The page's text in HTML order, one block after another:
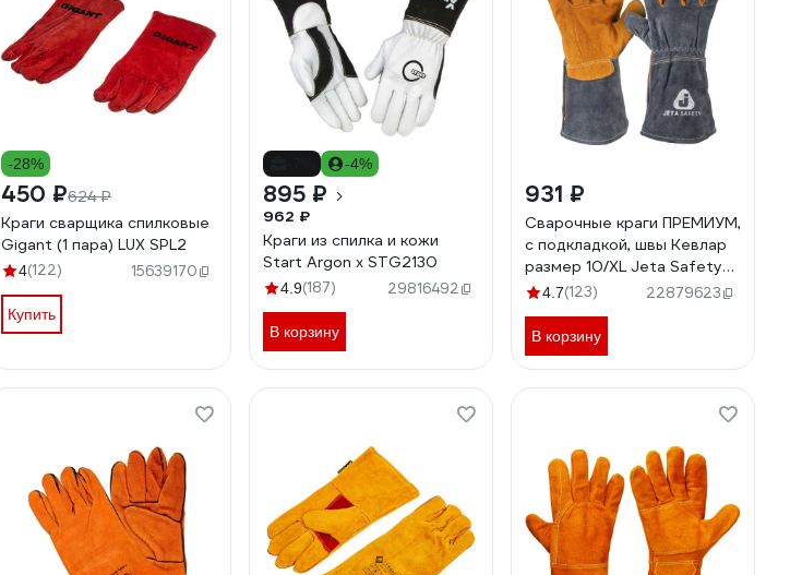
-28%
450 ₽624 ₽
Краги сварщика спилковые
Gigant (1 пара) LUX SPL2
4(122) 15639170
Купить
-4%
895 ₽
962 ₽
Краги из спилка и кожи
Start Argon x STG2130
4.9(187) 29816492
В корзину
931 ₽
Сварочные краги ПРЕМИУМ,
с подкладкой, швы Кевлар
размер 10/XL Jeta Safety
JWK-502-XL
4.7(123) 22879623
В корзину